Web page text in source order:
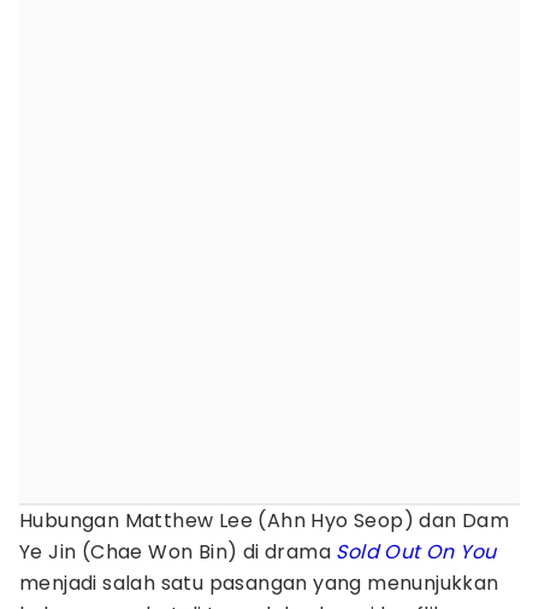
Hubungan Matthew Lee (Ahn Hyo Seop) dan Dam
Ye Jin (Chae Won Bin) di drama Sold Out On You
menjadi salah satu pasangan yang menunjukkan